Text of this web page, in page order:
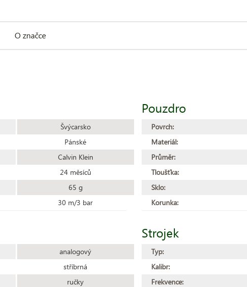
O značce
Švýcarsko
Pánské
Calvin Klein
24 měsíců
65 g
30 m/3 bar
analogový
stříbrná
ručky
Pouzdro
Povrch:
Materiál:
Průměr:
Tloušťka:
Sklo:
Korunka:
Strojek
Typ:
Kalibr:
Frekvence: